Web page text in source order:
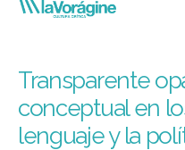
Transparente
conceptual en
lenguaje y la